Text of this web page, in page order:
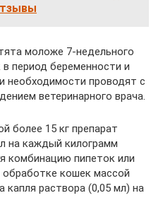
моложе 7-недельного
период беременности и
необходимости проводят с
ветеринарного врача.
более 15 кг препарат
на каждый килограмм
комбинацию пипеток или
обработке кошек массой
капля раствора (0,05 мл) на